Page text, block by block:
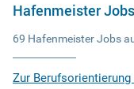
Hafenmeister
69 Hafenmeister Jobs
Zur